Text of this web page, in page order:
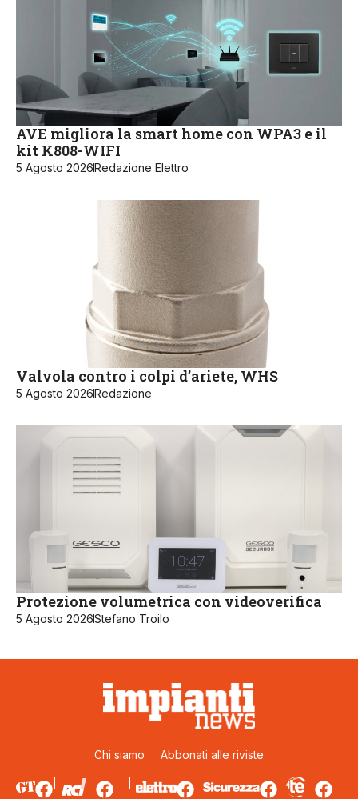
AVE migliora la smart home con WPA3 e il
kit K808-WIFI
5 Agosto 2026Redazione Elettro
Valvola contro i colpi d’ariete, WHS
5 Agosto 2026Redazione
Protezione volumetrica con videoverifica
5 Agosto 2026Stefano Troilo
Chi siamo Abbonati alle riviste